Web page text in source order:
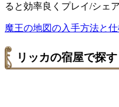
ると効率良くプレイ/シェ
魔王の地図の入手方法と
リッカの宿屋で探す